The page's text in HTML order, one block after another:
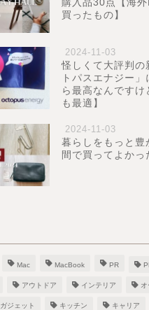
購入品30点【海
買ったもの】
2024-11-03
怪しくて大評判の
トパスエナジー
ら最高なんですけ
も最適】
2024-11-03
暮らしをもっと豊
間で買ってよかっ
Mac MacBook PR
アウトドア インテリア
ガジェット キッチン キャリア